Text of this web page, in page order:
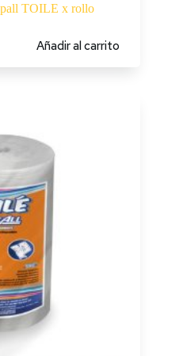
TOILE x rollo
Añadir al carrito